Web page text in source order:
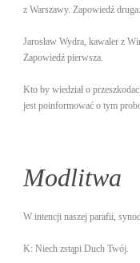
z Warszawy. Zapowiedź druga.
Jarosław Wydra, kawaler z
Zapowiedź pierwsza.
Kto by wiedział o
jest poinformować o tym
Modlitwa
W intencji naszej parafii,
K: Niech zstąpi Duch